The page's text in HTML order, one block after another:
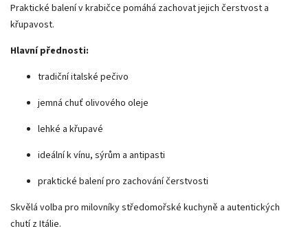
Praktické balení v krabičce pomáhá zachovat jejich čerstvost a
křupavost.
Hlavní přednosti:
tradiční italské pečivo
jemná chuť olivového oleje
lehké a křupavé
ideální k vínu, sýrům a antipasti
praktické balení pro zachování čerstvosti
Skvělá volba pro milovníky středomořské kuchyně a autentických
chutí z Itálie.